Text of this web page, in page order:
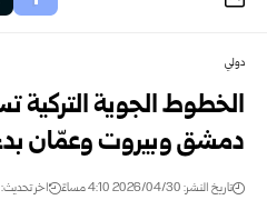
دولي
الخطوط الجوية التركية
دمشق وبيروت وعمّان
تاريخ النشر: 2026/04/30 4:10 مساءً اخر تحديث: 2026/04/30 4:10 مساءً